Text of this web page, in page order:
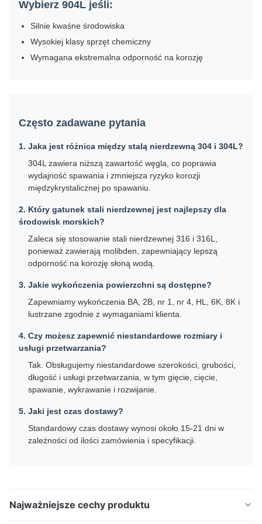
Wybierz 904L jeśli:
Silnie kwaśne środowiska
Wysokiej klasy sprzęt chemiczny
Wymagana ekstremalna odporność na korozję
Często zadawane pytania
1. Jaka jest różnica między stalą nierdzewną 304 i 304L?
304L zawiera niższą zawartość węgla, co poprawia
wydajność spawania i zmniejsza ryzyko korozji
międzykrystalicznej po spawaniu.
2. Który gatunek stali nierdzewnej jest najlepszy dla
środowisk morskich?
Zaleca się stosowanie stali nierdzewnej 316 i 316L,
ponieważ zawierają molibden, zapewniający lepszą
odporność na korozję słoną wodą.
3. Jakie wykończenia powierzchni są dostępne?
Zapewniamy wykończenia BA, 2B, nr 1, nr 4, HL, 6K, 8K i
lustrzane zgodnie z wymaganiami klienta.
4. Czy możesz zapewnić niestandardowe rozmiary i
usługi przetwarzania?
Tak. Obsługujemy niestandardowe szerokości, grubości,
długość i usługi przetwarzania, w tym gięcie, cięcie,
spawanie, wykrawanie i rozwijanie.
5. Jaki jest czas dostawy?
Standardowy czas dostawy wynosi około 15-21 dni w
zależności od ilości zamówienia i specyfikacji.
Najważniejsze cechy produktu